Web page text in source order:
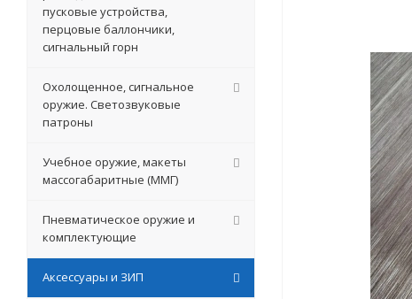
пусковые устройства,
перцовые баллончики,
сигнальный горн
Охолощенное, сигнальное
оружие. Светозвуковые
патроны
Учебное оружие, макеты
массогабаритные (ММГ)
Пневматическое оружие и
комплектующие
Аксессуары и ЗИП